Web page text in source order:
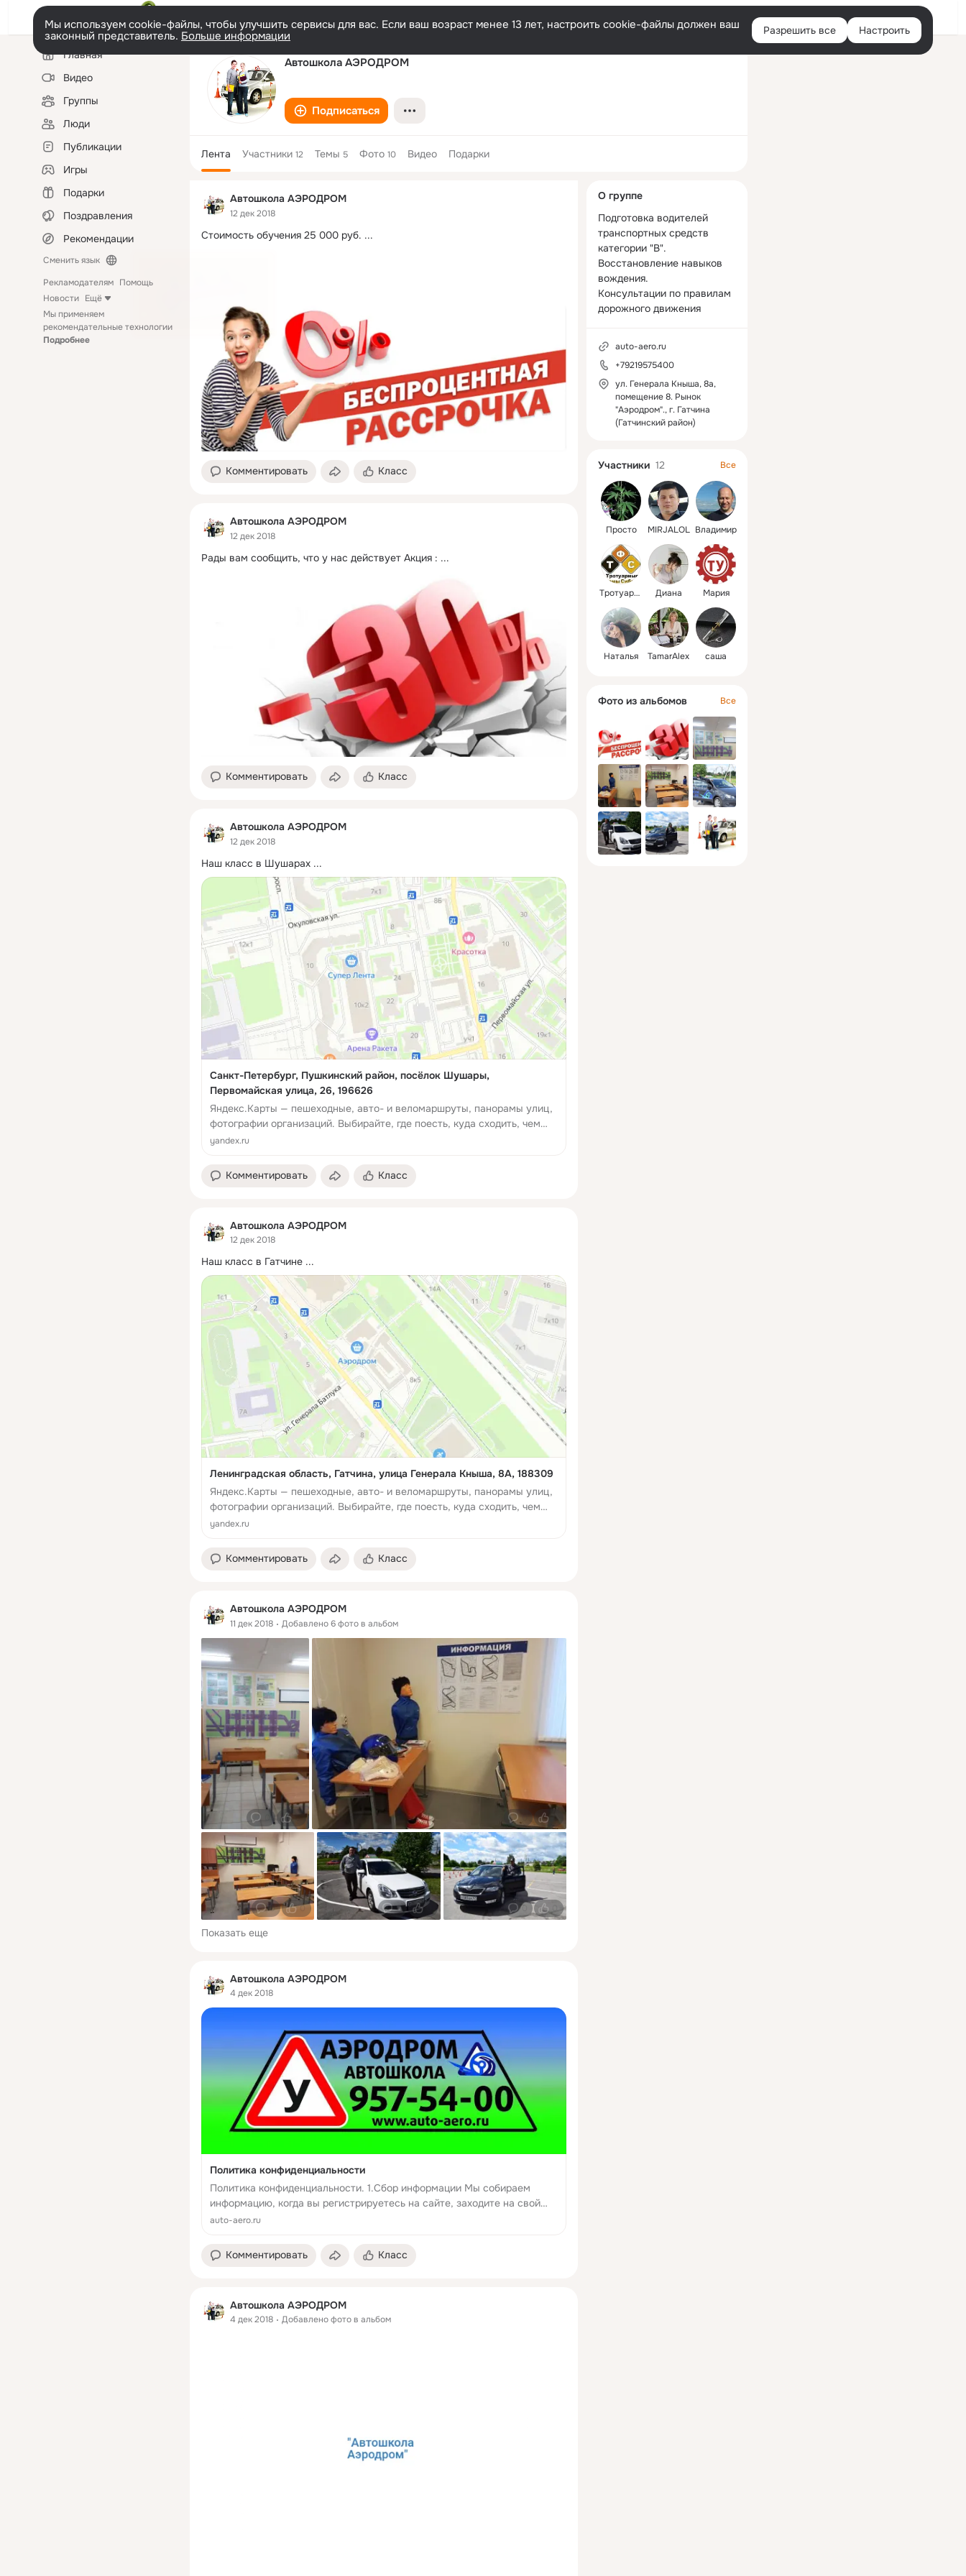
Войти
Мы используем cookie-файлы, чтобы улучшить сервисы для вас. Если ваш возраст менее 13 лет, настроить cookie-файлы должен ваш
законный представитель. Больше информации Разрешить все Настроить
Левая
колонкаГлавная
Видео
Группы
Люди
Публикации
Игры
Подарки
Поздравления
Рекомендации
Сменить язык
Рекламодателям Помощь
Новости Ещё
Мы применяем
рекомендательные технологии
Подробнее
Автошкола АЭРОДРОМ
Подписаться
Лента Участники 12 Темы 5 Фото 10 Видео Подарки
Автошкола АЭРОДРОМ
12 дек 2018
Стоимость обучения 25 000 руб. ...
Комментировать Класс
Автошкола АЭРОДРОМ
12 дек 2018
Рады вам сообщить, что у нас действует Акция : ...
Комментировать Класс
Автошкола АЭРОДРОМ
12 дек 2018
Наш класс в Шушарах ...
Санкт-Петербург, Пушкинский район, посёлок Шушары,
Первомайская улица, 26, 196626
Яндекс.Карты — пешеходные, авто- и веломаршруты, панорамы улиц,
фотографии организаций. Выбирайте, где поесть, куда сходить, чем
заняться.
yandex.ru
Комментировать Класс
Автошкола АЭРОДРОМ
12 дек 2018
Наш класс в Гатчине ...
Ленинградская область, Гатчина, улица Генерала Кныша, 8А, 188309
Яндекс.Карты — пешеходные, авто- и веломаршруты, панорамы улиц,
фотографии организаций. Выбирайте, где поесть, куда сходить, чем
заняться.
yandex.ru
Комментировать Класс
Автошкола АЭРОДРОМ
11 дек 2018 Добавлено 6 фото в альбом
0 0 0
0 0 0 0 0 0
Показать еще
Автошкола АЭРОДРОМ
4 дек 2018
Политика конфиденциальности
Политика конфиденциальности. 1.Сбор информации Мы собираем
информацию, когда вы регистрируетесь на сайте, заходите на свой
аккаунт, совершаете покупку, уча...
auto-aero.ru
Комментировать Класс
Автошкола АЭРОДРОМ
4 дек 2018 Добавлено фото в альбом
колонка
О группе
Подготовка водителей
транспортных средств
категории "B".
Восстановление навыков
вождения.
Консультации по правилам
дорожного движения
auto-aero.ru
+79219575400
ул. Генерала Кныша, 8а,
помещение 8. Рынок
"Аэродром"., г. Гатчина
(Гатчинский район)
Участники 12 Все
Просто MIRJALOL Владимир
Тротуарные Формы Диана Мария
Наталья TamarAlex саша
Фото из альбомов Все